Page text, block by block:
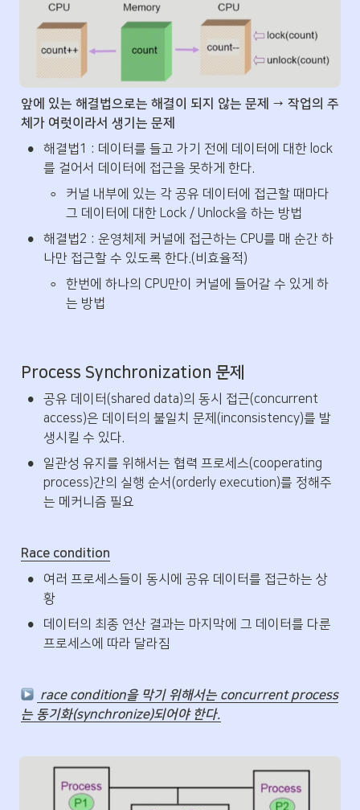
앞에 있는 해결법으로는 해결이 되지 않는 문제 → 작업의 주
체가 여럿이라서 생기는 문제
•
해결법1 : 데이터를 들고 가기 전에 데이터에 대한 lock
를 걸어서 데이터에 접근을 못하게 한다.
◦
커널 내부에 있는 각 공유 데이터에 접근할 때마다
그 데이터에 대한 Lock / Unlock을 하는 방법
•
해결법2 : 운영체제 커널에 접근하는 CPU를 매 순간 하
나만 접근할 수 있도록 한다.(비효율적)
◦
한번에 하나의 CPU만이 커널에 들어갈 수 있게 하
는 방법
Process Synchronization 문제
•
공유 데이터(shared data)의 동시 접근(concurrent
access)은 데이터의 불일치 문제(inconsistency)를 발
생시킬 수 있다.
•
일관성 유지를 위해서는 협력 프로세스(cooperating
process)간의 실행 순서(orderly execution)를 정해주
는 메커니즘 필요
Race condition
•
여러 프로세스들이 동시에 공유 데이터를 접근하는 상
황
•
데이터의 최종 연산 결과는 마지막에 그 데이터를 다룬
프로세스에 따라 달라짐
race condition을 막기 위해서는 concurrent process
는 동기화(synchronize)되어야 한다.